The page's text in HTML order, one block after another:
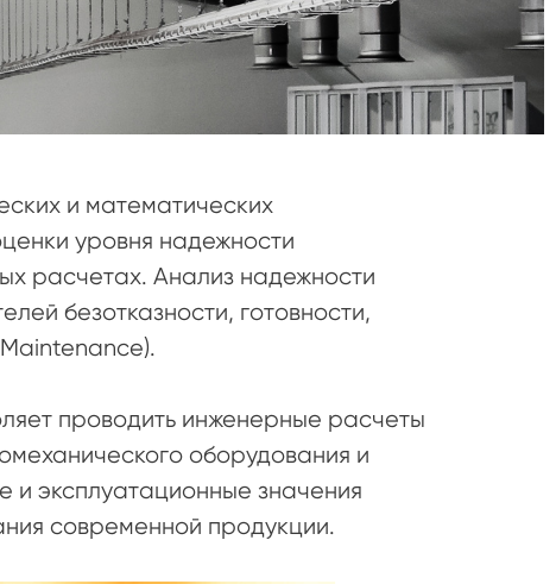
и математических
уровня надежности
расчетах. Анализ надежности
безотказности, готовности,
проводить инженерные расчеты
оборудования и
и эксплуатационные значения
современной продукции.